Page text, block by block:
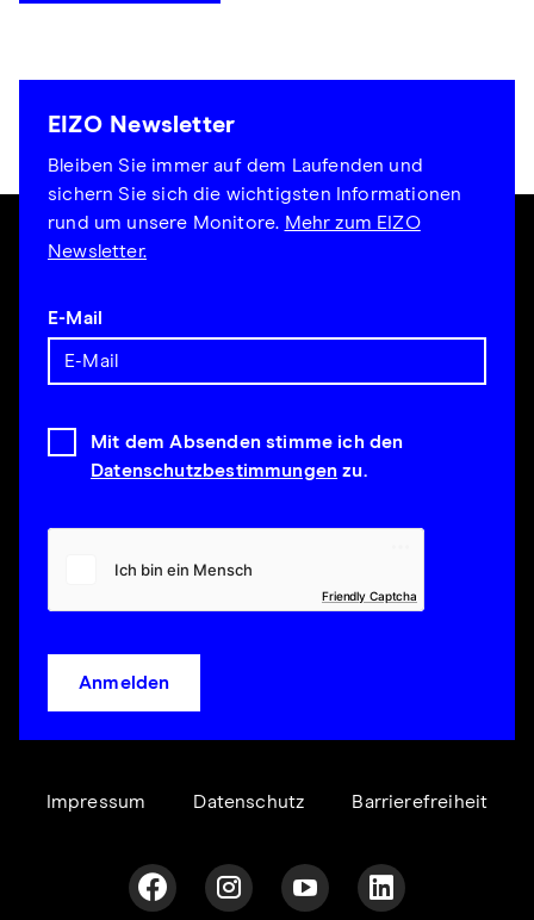
EIZO Newsletter
Bleiben Sie immer auf dem Laufenden und
sichern Sie sich die wichtigsten Informationen
rund um unsere Monitore. Mehr zum EIZO
Newsletter.
E-Mail
Mit dem Absenden stimme ich den
Datenschutzbestimmungen zu.
Friendly Captcha
Anmelden
Impressum Datenschutz Barrierefreiheit